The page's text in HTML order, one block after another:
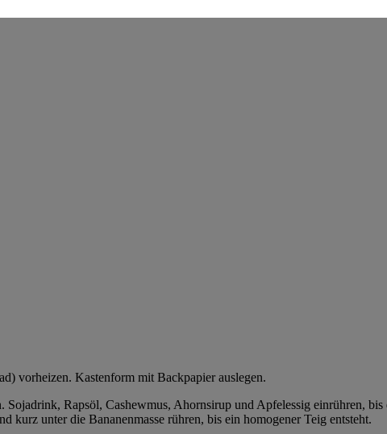
vorheizen. Kastenform mit Backpapier auslegen.
Rapsöl, Cashewmus, Ahornsirup und Apfelessig einrühren,
kurz unter die Bananenmasse rühren, bis ein homogener Teig entsteht.